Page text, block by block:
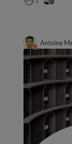
Antoine